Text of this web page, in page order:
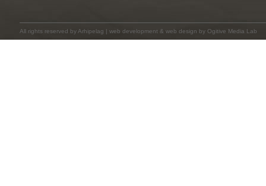
All rights reserved by Arhipelag | web development & web design by Ogitive Media Lab